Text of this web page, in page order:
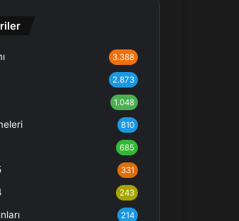
3.388
2.873
1.048
810
685
331
243
214